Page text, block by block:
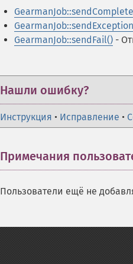
GearmanJob::sendFail() -
Нашли ошибку?
Инструкция • Исправление •
Примечания
Пользователи ещё не